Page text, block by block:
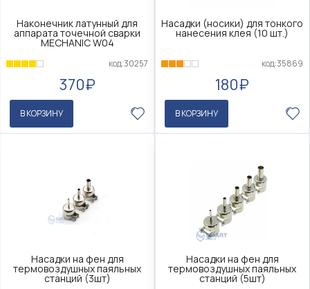
Наконечник латунный для
аппарата точечной сварки
MECHANIC W04
код:30257
370₽
В КОРЗИНУ
Насадки (носики) для тонкого
нанесения клея (10 шт.)
код:35869
180₽
В КОРЗИНУ
Насадки на фен для
термовоздушных паяльных
станций (3шт)
Насадки на фен для
термовоздушных паяльных
станций (5шт)